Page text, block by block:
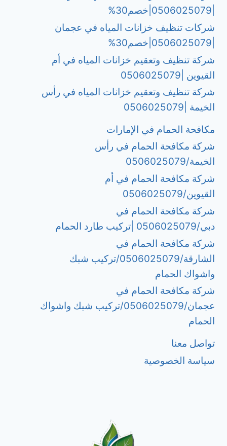
شركات تنظيف خزانات المياه في عجمان
شركة تنظيف وتعقيم خزانات المياه في أم
القيوين |0506025079
شركة تنظيف وتعقيم خزانات المياه في رأس
الخيمة |0506025079
مكافحة الحمام في الإمارات
شركة مكافحة الحمام في رأس
الخيمة/0506025079
شركة مكافحة الحمام في أم
القيوين/0506025079
شركة مكافحة الحمام في
دبي/0506025079 |تركيب طارد الحمام
شركة مكافحة الحمام في
الشارقة/0506025079/تركيب شبك
واشواك الحمام
شركة مكافحة الحمام في
عجمان/0506025079/تركيب شبك واشواك
الحمام
تواصل معنا
سياسة الخصوصية